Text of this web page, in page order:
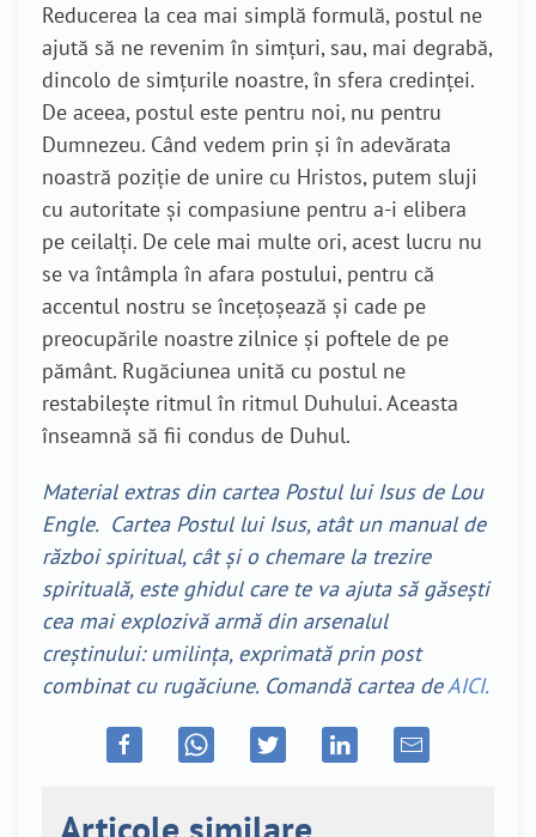
Reducerea la cea mai simplă formulă, postul ne
ajută să ne revenim în simțuri, sau, mai degrabă,
dincolo de simțurile noastre, în sfera credinței.
De aceea, postul este pentru noi, nu pentru
Dumnezeu. Când vedem prin și în adevărata
noastră poziție de unire cu Hristos, putem sluji
cu autoritate și compasiune pentru a-i elibera
pe ceilalți. De cele mai multe ori, acest lucru nu
se va întâmpla în afara postului, pentru că
accentul nostru se încețoșează și cade pe
preocupările noastre zilnice și poftele de pe
pământ. Rugăciunea unită cu postul ne
restabilește ritmul în ritmul Duhului. Aceasta
înseamnă să fii condus de Duhul.
Material extras din cartea Postul lui Isus de Lou
Engle. Cartea Postul lui Isus, atât un manual de
război spiritual, cât și o chemare la trezire
spirituală, este ghidul care te va ajuta să găsești
cea mai explozivă armă din arsenalul
creștinului: umilința, exprimată prin post
combinat cu rugăciune. Comandă cartea deAICI.
Articole similare